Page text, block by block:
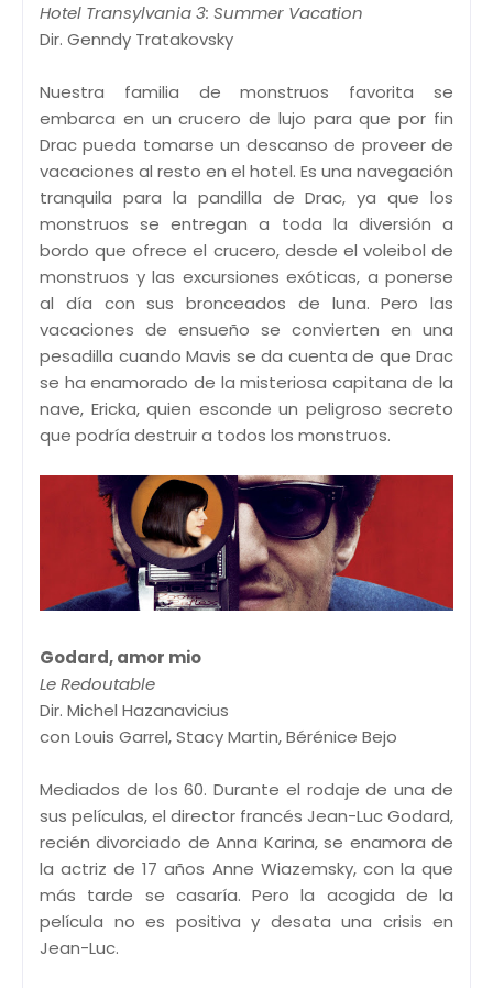
Hotel Transylvania 3: Summer Vacation
Dir. Genndy Tratakovsky
Nuestra familia de monstruos favorita se
embarca en un crucero de lujo para que por fin
Drac pueda tomarse un descanso de proveer de
vacaciones al resto en el hotel. Es una navegación
tranquila para la pandilla de Drac, ya que los
monstruos se entregan a toda la diversión a
bordo que ofrece el crucero, desde el voleibol de
monstruos y las excursiones exóticas, a ponerse
al día con sus bronceados de luna. Pero las
vacaciones de ensueño se convierten en una
pesadilla cuando Mavis se da cuenta de que Drac
se ha enamorado de la misteriosa capitana de la
nave, Ericka, quien esconde un peligroso secreto
que podría destruir a todos los monstruos.
Godard, amor mio
Le Redoutable
Dir. Michel Hazanavicius
con Louis Garrel, Stacy Martin, Bérénice Bejo
Mediados de los 60. Durante el rodaje de una de
sus películas, el director francés Jean-Luc Godard,
recién divorciado de Anna Karina, se enamora de
la actriz de 17 años Anne Wiazemsky, con la que
más tarde se casaría. Pero la acogida de la
película no es positiva y desata una crisis en
Jean-Luc.